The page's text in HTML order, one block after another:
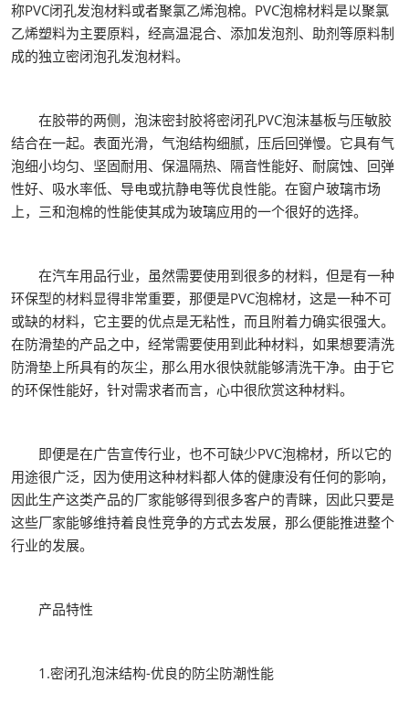
称PVC闭孔发泡材料或者聚氯乙烯泡棉。PVC泡棉材料是以聚氯
乙烯塑料为主要原料，经高温混合、添加发泡剂、助剂等原料制
成的独立密闭泡孔发泡材料。
在胶带的两侧，泡沫密封胶将密闭孔PVC泡沫基板与压敏胶
结合在一起。表面光滑，气泡结构细腻，压后回弹慢。它具有气
泡细小均匀、坚固耐用、保温隔热、隔音性能好、耐腐蚀、回弹
性好、吸水率低、导电或抗静电等优良性能。在窗户玻璃市场
上，三和泡棉的性能使其成为玻璃应用的一个很好的选择。
在汽车用品行业，虽然需要使用到很多的材料，但是有一种
环保型的材料显得非常重要，那便是PVC泡棉材，这是一种不可
或缺的材料，它主要的优点是无粘性，而且附着力确实很强大。
在防滑垫的产品之中，经常需要使用到此种材料，如果想要清洗
防滑垫上所具有的灰尘，那么用水很快就能够清洗干净。由于它
的环保性能好，针对需求者而言，心中很欣赏这种材料。
即便是在广告宣传行业，也不可缺少PVC泡棉材，所以它的
用途很广泛，因为使用这种材料都人体的健康没有任何的影响，
因此生产这类产品的厂家能够得到很多客户的青睐，因此只要是
这些厂家能够维持着良性竞争的方式去发展，那么便能推进整个
行业的发展。
产品特性
1.密闭孔泡沫结构-优良的防尘防潮性能